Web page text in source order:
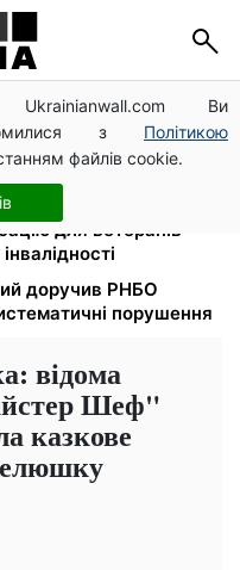
Ukrainianwall.com Ви
з Політикою
файлів cookie.
але без
МВС: шахраї
виїздом за кордон
для ветеранів
доручив РНБО
порушення
відома
Шеф"
казкове